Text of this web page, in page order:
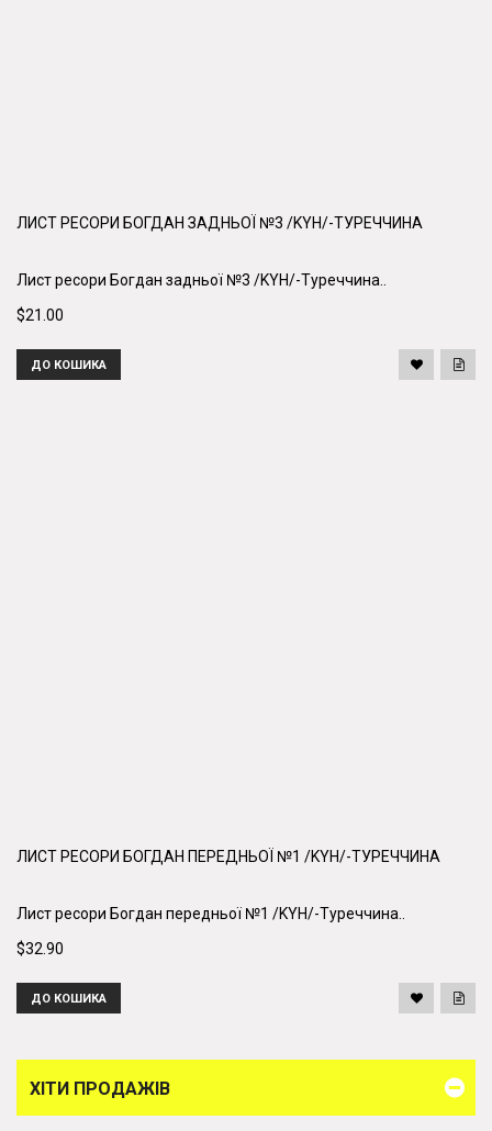
ЛИСТ РЕСОРИ БОГДАН ЗАДНЬОЇ №3 /KYH/-ТУРЕЧЧИНА
Лист ресори Богдан задньої №3 /KYH/-Туреччина..
$21.00
ДО КОШИКА
ЛИСТ РЕСОРИ БОГДАН ПЕРЕДНЬОЇ №1 /KYH/-ТУРЕЧЧИНА
Лист ресори Богдан передньої №1 /KYH/-Туреччина..
$32.90
ДО КОШИКА
ХІТИ ПРОДАЖІВ